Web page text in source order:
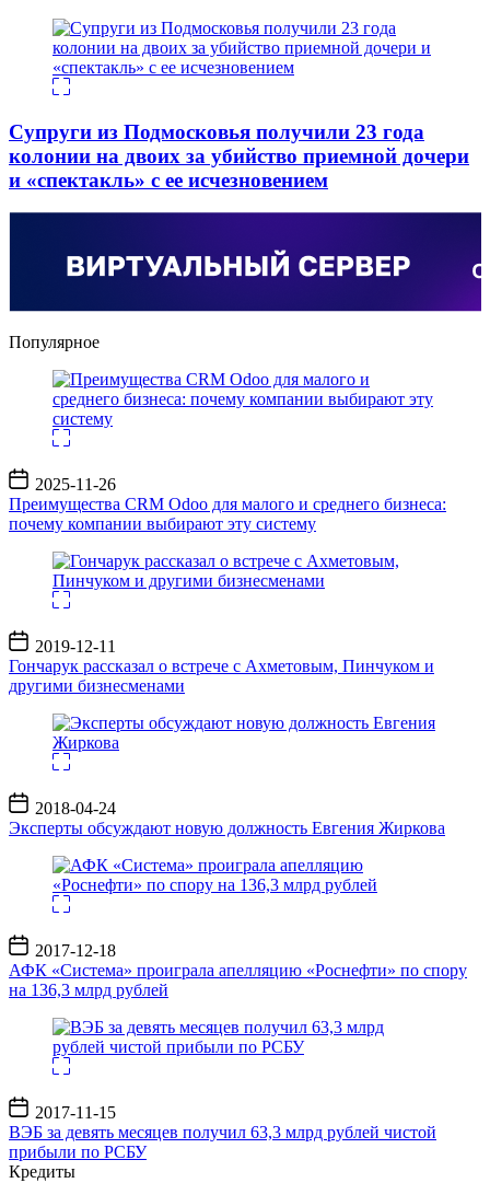
Супруги из Подмосковья получили 23 года
колонии на двоих за убийство приемной дочери
и «спектакль» с ее исчезновением
Популярное
Дата
записи
2025-11-26
Преимущества CRM Odoo для малого и среднего бизнеса:
почему компании выбирают эту систему
Дата
записи
2019-12-11
Гончарук рассказал о встрече с Ахметовым, Пинчуком и
другими бизнесменами
Дата
записи
2018-04-24
Эксперты обсуждают новую должность Евгения Жиркова
Дата
записи
2017-12-18
АФК «Система» проиграла апелляцию «Роснефти» по спору
на 136,3 млрд рублей
Дата
записи
2017-11-15
ВЭБ за девять месяцев получил 63,3 млрд рублей чистой
прибыли по РСБУ
Кредиты